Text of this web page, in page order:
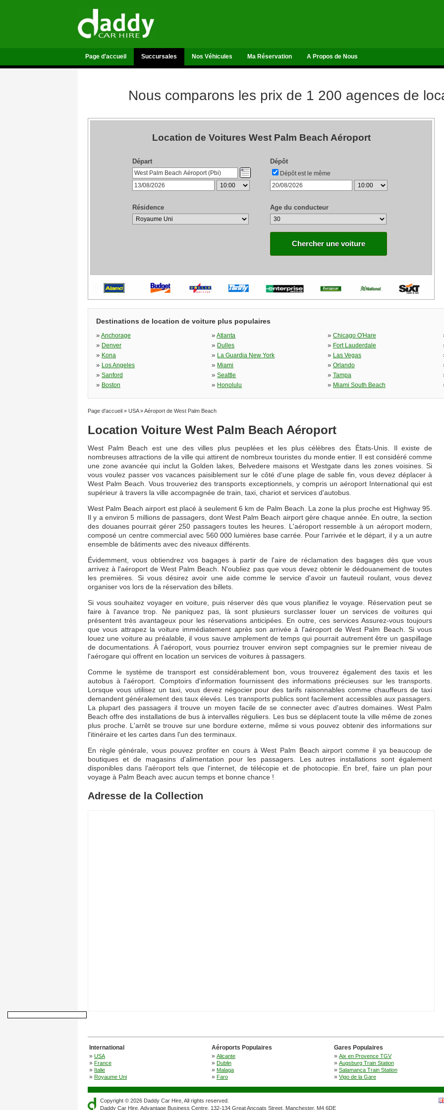
Page d'accueil Succursales Nos Véhicules Ma Réservation A Propos de Nous
Nous comparons les prix de 1 200 agences de
Location de Voitures West Palm Beach Aéroport
Départ Dépôt
Dépôt est le même
Résidence Age du conducteur
Chercher une voiture
Destinations de location de voiture plus populaires
» Anchorage »Atlanta » Chicago O'Hare
» Denver » Dulles » Fort Lauderdale
» Kona » La Guardia New York » Las Vegas
» Los Angeles » Miami » Orlando
» Sanford »Seattle » Tampa
» Boston » Honolulu » Miami South Beach
Page d'accueil » USA»Aéroport de West Palm Beach
Location Voiture West Palm Beach Aéroport
West Palm Beach est une des villes plus peuplées et les plus célèbres des États-Unis. Il existe de
nombreuses attractions de la ville qui attirent de nombreux touristes du monde entier. Il est considéré comme
une zone avancée qui inclut la Golden lakes, Belvedere maisons et Westgate dans les zones voisines. Si
vous voulez passer vos vacances paisiblement sur le côté d'une plage de sable fin, vous devez déplacer à
West Palm Beach. Vous trouveriez des transports exceptionnels, y compris un aéroport International qui est
supérieur à travers la ville accompagnée de train, taxi, chariot et services d'autobus.
West Palm Beach airport est placé à seulement 6 km de Palm Beach. La zone la plus proche est Highway 95.
Il y a environ 5 millions de passagers, dont West Palm Beach airport gère chaque année. En outre, la section
des douanes pourrait gérer 250 passagers toutes les heures. L'aéroport ressemble à un aéroport modern,
composé un centre commercial avec 560 000 lumières base carrée. Pour l'arrivée et le départ, il y a un autre
ensemble de bâtiments avec des niveaux différents.
Évidemment, vous obtiendrez vos bagages à partir de l'aire de réclamation des bagages dès que vous
arrivez à l'aéroport de West Palm Beach. N'oubliez pas que vous devez obtenir le dédouanement de toutes
les premières. Si vous désirez avoir une aide comme le service d'avoir un fauteuil roulant, vous devez
organiser vos lors de la réservation des billets.
Si vous souhaitez voyager en voiture, puis réserver dès que vous planifiez le voyage. Réservation peut se
faire à l'avance trop. Ne paniquez pas, là sont plusieurs surclasser louer un services de voitures qui
présentent très avantageux pour les réservations anticipées. En outre, ces services Assurez-vous toujours
que vous attrapez la voiture immédiatement après son arrivée à l'aéroport de West Palm Beach. Si vous
louez une voiture au préalable, il vous sauve amplement de temps qui pourrait autrement être un gaspillage
de documentations. À l'aéroport, vous pourriez trouver environ sept compagnies sur le premier niveau de
l'aérogare qui offrent en location un services de voitures à passagers.
Comme le système de transport est considérablement bon, vous trouverez également des taxis et les
autobus à l'aéroport. Comptoirs d'information fournissent des informations précieuses sur les transports.
Lorsque vous utilisez un taxi, vous devez négocier pour des tarifs raisonnables comme chauffeurs de taxi
demandent généralement des taux élevés. Les transports publics sont facilement accessibles aux passagers.
La plupart des passagers il trouve un moyen facile de se connecter avec d'autres domaines. West Palm
Beach offre des installations de bus à intervalles réguliers. Les bus se déplacent toute la ville même de zones
plus proche. L'arrêt se trouve sur une bordure externe, même si vous pouvez obtenir des informations sur
l'itinéraire et les cartes dans l'un des terminaux.
En règle générale, vous pouvez profiter en cours à West Palm Beach airport comme il ya beaucoup de
boutiques et de magasins d'alimentation pour les passagers. Les autres installations sont également
disponibles dans l'aéroport tels que l'internet, de télécopie et de photocopie. En bref, faire un plan pour
voyage à Palm Beach avec aucun temps et bonne chance !
Adresse de la Collection
International
» USA
» France
» Italie
» Royaume Uni
Aéroports Populaires
» Alicante
» Dublin
» Malaga
» Faro
Gares Populaires
» Aix en Provence TGV
» Augsburg Train Station
» Salamanca Train Station
» Vigo de la Gare
Copyright © 2026 Daddy Car Hire, All rights reserved.
Daddy Car Hire, Advantage Business Centre, 132-134 Great Ancoats Street, Manchester, M4 6DE